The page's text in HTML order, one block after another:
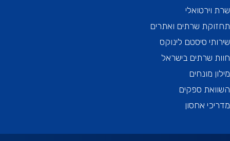
שרתים ואתרים
סיסטם לינוקס
שרתים בישראל
מונחים
ספקים
אחסון